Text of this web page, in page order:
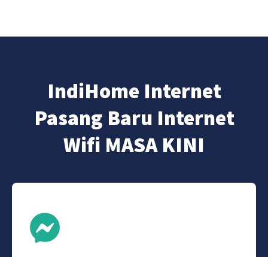
IndiHome Internet
Pasang Baru Internet
Wifi MASA KINI